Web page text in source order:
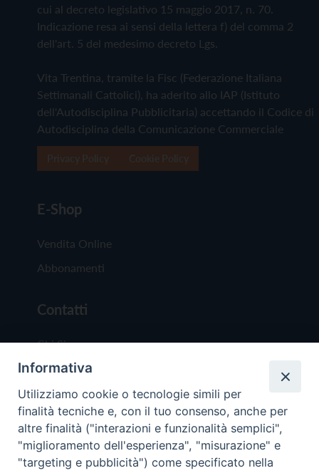
cui al decreto legislativo 15 maggio 2017, n. 70.
Indicazione resa ai sensi della lettera f) del comma 2
dell'art. 5 del medesimo decreto Lgs.
Vita Trentina, tramite la Fisc (Federazione Italiana
Settimanali Cattolici), ha aderito allo IAP (Istituto
dell'Autodisciplina Pubblicitaria) accettando il Codice di
Autodisciplina della Comunicazione Commerciale
E-Shop
Vendita Online
Abbonamenti
Contatti
Chi Siamo
Redazione
Scrivici
Informativa
Utilizziamo cookie o tecnologie simili per
finalità tecniche e, con il tuo consenso, anche per
altre finalità ("interazioni e funzionalità semplici",
"miglioramento dell'esperienza", "misurazione" e
"targeting e pubblicità") come specificato nella